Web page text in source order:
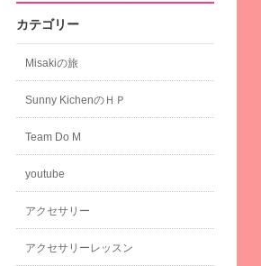
カテゴリー
Misakiの旅
Sunny KichenのＨＰ
Team Do M
youtube
アクセサリー
アクセサリーレッスン